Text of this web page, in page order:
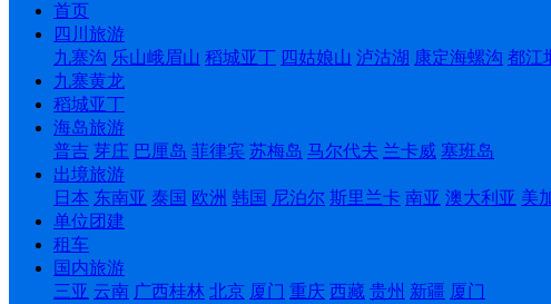
首页
四川旅游
九寨沟 乐山峨眉山 稻城亚丁 四姑娘山 泸沽湖 康定海螺沟 都江
九寨黄龙
稻城亚丁
海岛旅游
普吉 芽庄 巴厘岛 菲律宾 苏梅岛 马尔代夫 兰卡威 塞班岛
出境旅游
日本 东南亚 泰国 欧洲 韩国 尼泊尔 斯里兰卡 南亚 澳大利亚 美
单位团建
租车
国内旅游
三亚 云南 广西桂林 北京 厦门 重庆 西藏 贵州 新疆 厦门